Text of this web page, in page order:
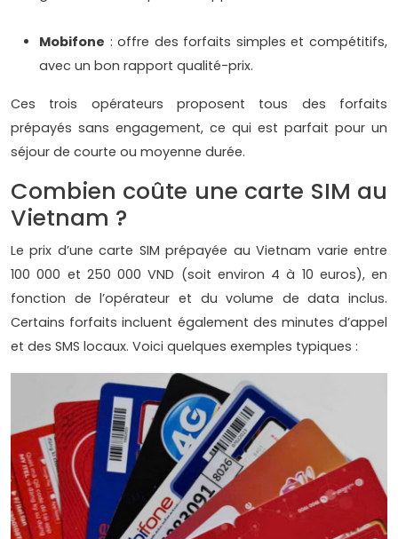
Mobifone : offre des forfaits simples et compétitifs,
avec un bon rapport qualité-prix.
Ces trois opérateurs proposent tous des forfaits
prépayés sans engagement, ce qui est parfait pour un
séjour de courte ou moyenne durée.
Combien coûte une carte SIM au
Vietnam ?
Le prix d’une carte SIM prépayée au Vietnam varie entre
100 000 et 250 000 VND (soit environ 4 à 10 euros), en
fonction de l’opérateur et du volume de data inclus.
Certains forfaits incluent également des minutes d’appel
et des SMS locaux. Voici quelques exemples typiques :